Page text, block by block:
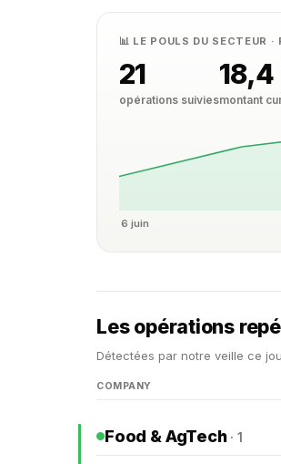
📊 LE POULS DU SECTEUR
21
opérations suiviesmontant
6 juin
Les opérations
Détectées par notre veille ce
COMPANY
Food & AgTech · 1